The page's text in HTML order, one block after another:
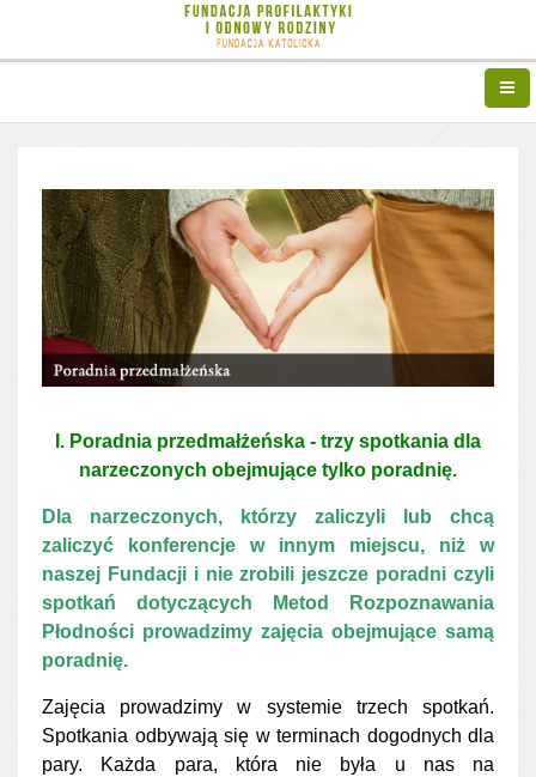
I. Poradnia przedmałżeńska - trzy spotkania dla
narzeczonych obejmujące tylko poradnię.
Dla narzeczonych, którzy zaliczyli lub chcą
zaliczyć konferencje w innym miejscu, niż w
naszej Fundacji i nie zrobili jeszcze poradni czyli
spotkań dotyczących Metod Rozpoznawania
Płodności prowadzimy zajęcia obejmujące samą
poradnię.
Zajęcia prowadzimy w systemie trzech spotkań.
Spotkania odbywają się w terminach dogodnych dla
pary. Każda para, która nie była u nas na